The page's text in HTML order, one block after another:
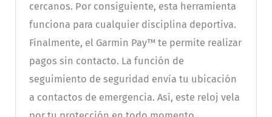
cercanos. Por consiguiente, esta herramienta
funciona para cualquier disciplina deportiva.
Finalmente, el Garmin Pay™ te permite realizar
pagos sin contacto. La función de
seguimiento de seguridad envía tu ubicación
a contactos de emergencia. Así, este reloj vela